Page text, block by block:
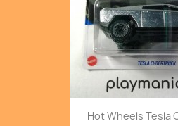
Hot Wheels Tesla